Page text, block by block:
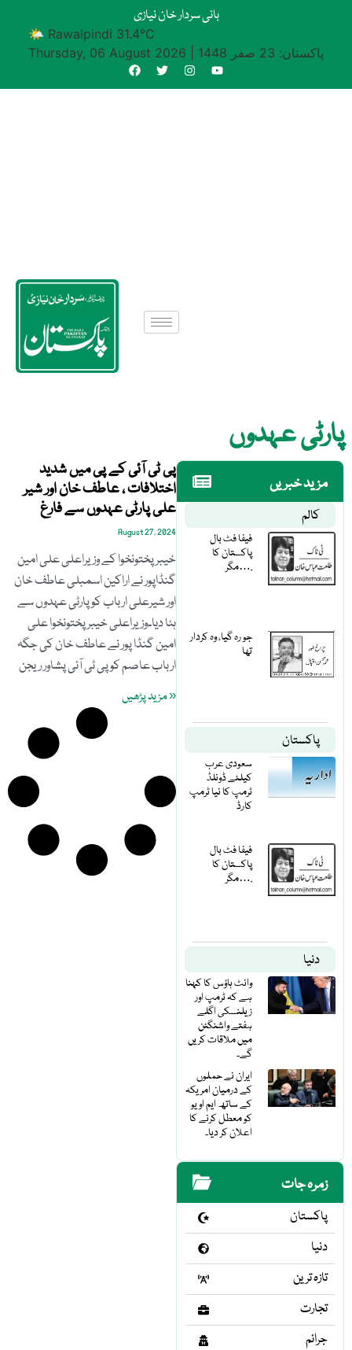
بانی سردار خان نیازی
🌤 Rawalpindi 31.4°C
Thursday, 06 August 2026
پاکستان: 23 صفر 1448
پارٹی عہدوں
مزید خبریں
کالم
فیفا فٹ بال
پاکستان کا
مگر….
جو رہ گیا، وہ کردار
تھا
پاکستان
سعودی عرب
کیلئے ڈونلڈ
ٹرمپ کا نیا ٹرمپ
کارڈ
فیفا فٹ بال
پاکستان کا
مگر….
دنیا
وائٹ ہاؤس کا کہنا
ہے کہ ٹرمپ اور
زیلنسکی اگلے
ہفتے واشنگٹن
میں ملاقات کریں
گے۔
ایران نے حملوں
کے درمیان امریکہ
کے ساتھ ایم او یو
کو معطل کرنے کا
اعلان کر دیا۔
زمرہ جات
پاکستان
دنیا
تازہ ترین
تجارت
جرائم
پی ٹی آئی کے پی میں شدید
اختلافات ، عاطف خان اور شیر
علی پارٹی عہدوں سے فارغ
August 27, 2024
خیبر پختونخوا کے وزیراعلی علی امین
گنڈاپور نے اراکین اسمبلی عاطف خان
اور شیرعلی ارباب کو پارٹی عہدوں سے
ہٹا دیا۔وزیراعلی خیبر پختونخوا علی
امین گنڈا پور نے عاطف خان کی جگہ
ارباب عاصم کو پی ٹی آئی پشاور ریجن
« مزید پڑھیں